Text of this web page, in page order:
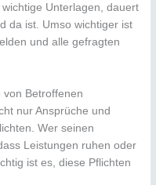
Unterlagen, dauert
da ist. Umso wichtiger ist
und alle gefragten
von Betroffenen
nur Ansprüche und
Wer seinen
Leistungen ruhen oder
ist es, diese Pflichten